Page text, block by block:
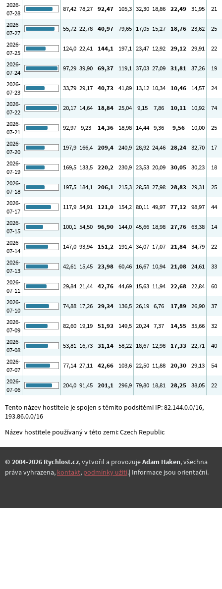
2026-
07-28
87,42 78,27 92,47 105,3 32,30 18,86 22,49 31,95
21
2026-
07-27
55,72 22,78 40,97 79,65 17,05 15,27 18,76 23,62
25
2026-
07-25
124,0 22,41 144,1 197,1 23,47 12,92 29,12 29,91
22
2026-
07-24
97,29 39,90 69,37 119,1 37,03 27,09 31,81 37,26
19
2026-
07-23
33,79 29,17 40,73 41,89 13,12 10,34 10,46 14,57
24
2026-
07-22
20,17 14,64 18,84 25,04 9,15 7,86 10,11 10,92
74
2026-
07-21
92,97 9,23 14,36 18,98 14,44 9,36 9,56 10,00
25
2026-
07-20
197,9 166,4 209,4 240,9 28,92 24,46 28,24 32,70
17
2026-
07-19
169,5 133,5 220,2 230,9 23,53 20,09 30,05 30,23
18
2026-
07-18
197,5 184,1 206,1 215,3 28,58 27,98 28,83 29,31
25
2026-
07-17
117,9 54,91 121,0 154,2 80,11 49,97 77,12 98,97
44
2026-
07-15
100,1 54,50 96,90 144,0 45,66 18,98 27,76 63,38
14
2026-
07-14
147,0 93,94 151,2 191,4 34,07 17,07 21,84 34,79
22
2026-
07-13
42,61 15,45 23,98 60,46 16,67 10,94 21,08 24,61
33
2026-
07-11
29,84 21,44 42,76 44,69 15,63 11,94 22,68 22,84
60
2026-
07-10
74,88 17,26 29,34 136,5 26,19 6,76 17,89 26,90
37
2026-
07-09
82,60 19,19 51,93 149,5 20,24 7,37 14,55 35,66
32
2026-
07-08
53,81 16,73 31,14 58,22 18,67 12,98 17,33 22,71
40
2026-
07-07
77,14 27,11 42,66 103,6 22,50 11,88 20,30 29,13
54
2026-
07-06
204,0 91,45 201,1 296,9 79,80 18,81 28,25 38,05 22
Tento název hostitele je spojen s těmito podsítěmi IP: 82.144.0.0/16,
193.86.0.0/16
Název hostitele používaný v této zemi: Czech Republic
© 2004-2026 Rychlost.cz, vytvořil a provozujeAdam Haken, všechna
práva vyhrazena, kontakt, podmínky užití.| Informace jsou orientační.